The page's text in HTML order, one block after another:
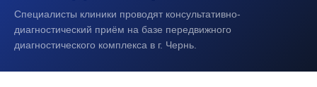
Специалисты клиники проводят консультативно-
диагностический приём на базе передвижного
диагностического комплекса в г. Чернь.